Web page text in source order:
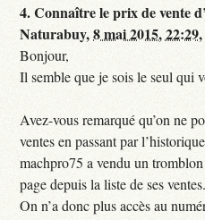
4.Connaître le prix de vente
Naturabuy,8 mai 2015, 22:29
Bonjour,
Il semble que je sois le seul qui
Avez-vous remarqué qu’on ne
ventes en passant par
machpro75 a vendu un
page depuis la liste de ses ventes.
On n’a donc plus accès au